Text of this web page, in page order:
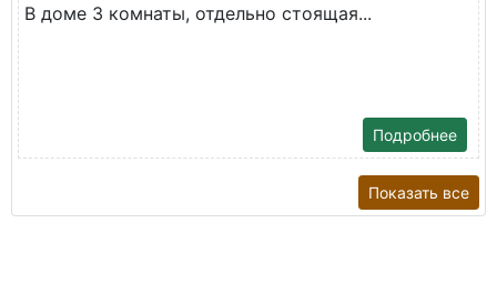
В доме 3 комнаты, отдельно стоящая...
Подробнее
Показать все